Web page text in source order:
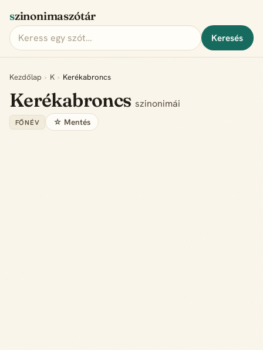
szinonimaszótár
Keresés
Kezdőlap › K › Kerékabroncs
Kerékabroncs szinonimái
FŐNÉV ☆ Mentés